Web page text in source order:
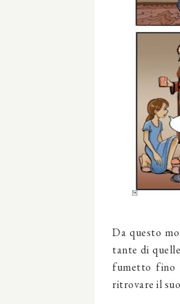
Da questo
tante di
fumetto fino
ritrovare il